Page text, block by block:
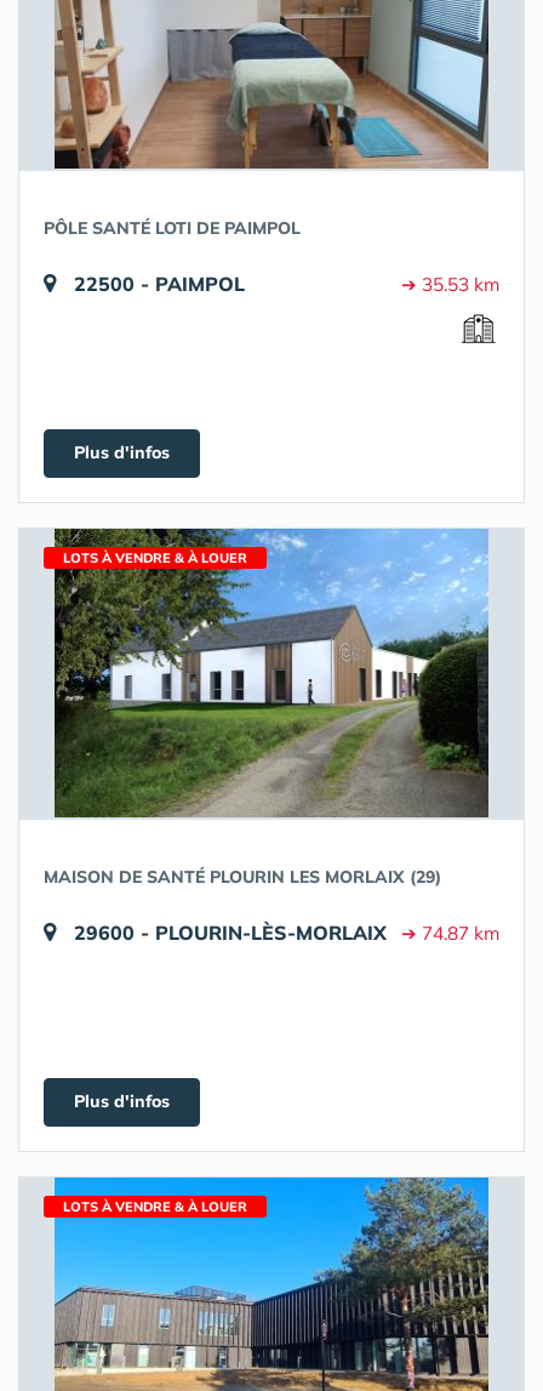
PÔLE SANTÉ LOTI DE PAIMPOL
22500 - PAIMPOL ➔ 35.53 km
Plus d'infos
LOTS À VENDRE & À LOUER
MAISON DE SANTÉ PLOURIN LES MORLAIX (29)
29600 - PLOURIN-LÈS-MORLAIX ➔ 74.87 km
Plus d'infos
LOTS À VENDRE & À LOUER